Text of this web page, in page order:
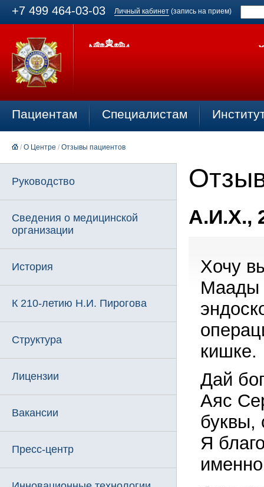
+7 499 464-03-03 Личный кабинет (запись на прием)
Пациентам Специалистам
/ О Центре / Отзывы пациентов
Руководство
Сведения о медицинской
организации
История
К 210-летию Н.И. Пирогова
Структура
Лицензии
Вакансии
Пресс-центр
А.И.Х.,
Хочу
Маады
кишке.
Дай
Аяс
буквы,
Я